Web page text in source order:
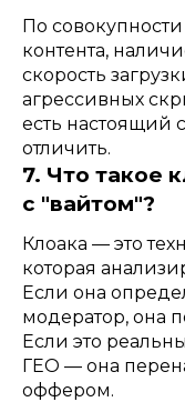
По
контента,
скорость
агрессивных
есть настоящий
отличить.
7. Что такое
с "вайтом"?
Клоака — это
которая
Если она
модератор, она
Если это
ГЕО — она
оффером.